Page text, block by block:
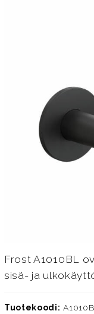
Frost A1010BL
sisä- ja
Tuotekoodi: